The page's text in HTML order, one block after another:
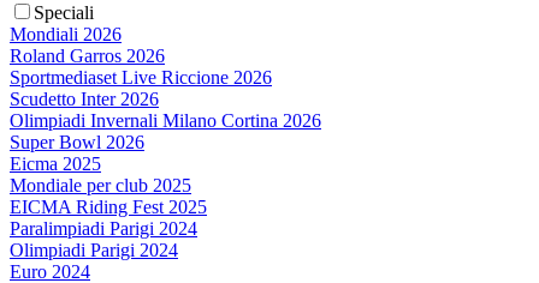
Speciali
Mondiali 2026
Roland Garros 2026
Sportmediaset Live Riccione 2026
Scudetto Inter 2026
Olimpiadi Invernali Milano Cortina 2026
Super Bowl 2026
Eicma 2025
Mondiale per club 2025
EICMA Riding Fest 2025
Paralimpiadi Parigi 2024
Olimpiadi Parigi 2024
Euro 2024